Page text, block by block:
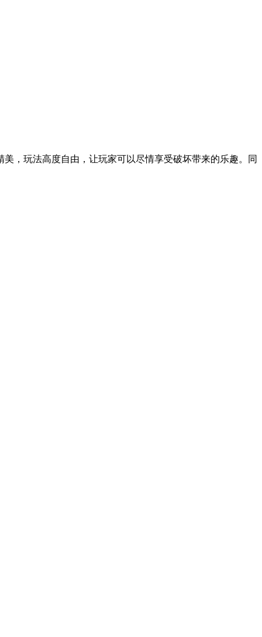
，玩法高度自由，让玩家可以尽情享受破坏带来的乐趣。同